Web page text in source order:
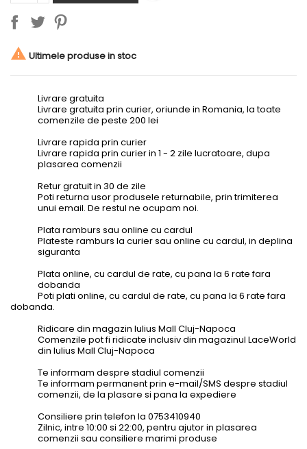
 Ultimele produse in stoc
Livrare gratuita
Livrare gratuita prin curier, oriunde in Romania, la toate
comenzile de peste 200 lei
Livrare rapida prin curier
Livrare rapida prin curier in 1 - 2 zile lucratoare, dupa
plasarea comenzii
Retur gratuit in 30 de zile
Poti returna usor produsele returnabile, prin trimiterea
unui email. De restul ne ocupam noi.
Plata ramburs sau online cu cardul
Plateste ramburs la curier sau online cu cardul, in deplina
siguranta
Plata online, cu cardul de rate, cu pana la 6 rate fara
dobanda
Poti plati online, cu cardul de rate, cu pana la 6 rate fara
dobanda.
Ridicare din magazin Iulius Mall Cluj-Napoca
Comenzile pot fi ridicate inclusiv din magazinul LaceWorld
din Iulius Mall Cluj-Napoca
Te informam despre stadiul comenzii
Te informam permanent prin e-mail/SMS despre stadiul
comenzii, de la plasare si pana la expediere
Consiliere prin telefon la 0753410940
Zilnic, intre 10:00 si 22:00, pentru ajutor in plasarea
comenzii sau consiliere marimi produse